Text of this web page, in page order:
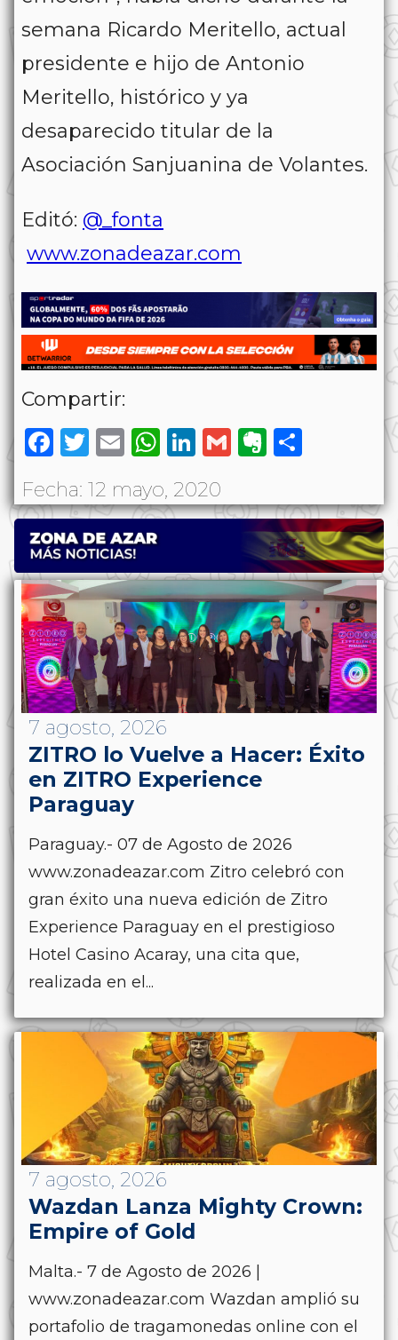
semana Ricardo Meritello, actual
presidente e hijo de Antonio
Meritello, histórico y ya
desaparecido titular de la
Asociación Sanjuanina de Volantes.
Editó: @_fonta
www.zonadeazar.com
Compartir:
Facebook
Twitter
EmailWhatsApp
LinkedIn
GmailEvernote
Fecha: 12 mayo, 2020
7 agosto, 2026
ZITRO lo Vuelve a Hacer: Éxito
en ZITRO Experience
Paraguay
Paraguay.- 07 de Agosto de 2026
www.zonadeazar.com Zitro celebró con
gran éxito una nueva edición de Zitro
Experience Paraguay en el prestigioso
Hotel Casino Acaray, una cita que,
realizada en el...
7 agosto, 2026
Wazdan Lanza Mighty Crown:
Empire of Gold
Malta.- 7 de Agosto de 2026 |
www.zonadeazar.com Wazdan amplió su
portafolio de tragamonedas online con el